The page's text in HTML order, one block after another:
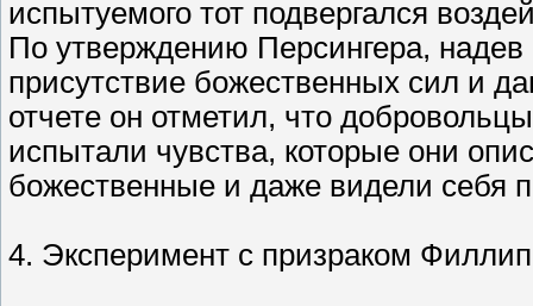
испытуемого тот подвергался
По утверждению Персингера,
присутствие божественных сил и
отчете он отметил, что
испытали чувства, которые они
божественные и даже видели себя
4. Эксперимент с призраком